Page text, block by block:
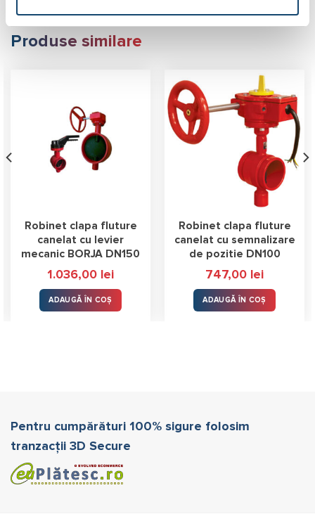
Produse similare
Robinet clapa fluture
canelat cu levier
mecanic BORJA DN150
1.036,00 lei
ADAUGĂ ÎN COȘ
Robinet clapa fluture
canelat cu semnalizare
de pozitie DN100
747,00 lei
ADAUGĂ ÎN COȘ
Pentru cumpărături 100% sigure folosim
tranzacții 3D Secure